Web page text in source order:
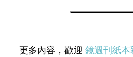
更多內容，歡迎 鏡週刊紙本